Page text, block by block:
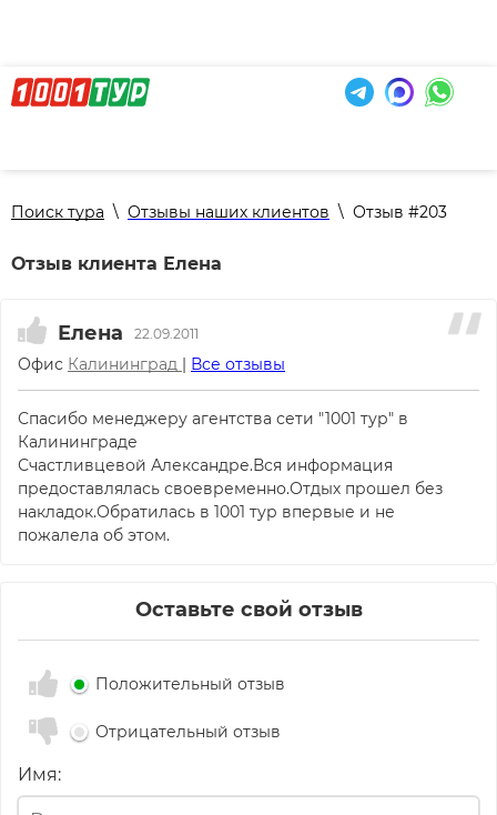
Поиск тура \ Отзывы наших клиентов \ Отзыв #203
Отзыв клиента Елена
Елена 22.09.2011
Офис Калининград | Все отзывы
Спасибо менеджеру агентства сети "1001 тур" в
Калининграде
Счастливцевой Александре.Вся информация
предоставлялась своевременно.Отдых прошел без
накладок.Обратилась в 1001 тур впервые и не
пожалела об этом.
Оставьте свой отзыв
Положительный отзыв
Отрицательный отзыв
Имя: